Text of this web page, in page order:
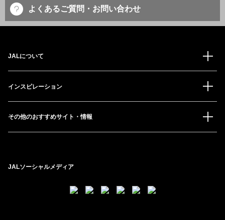
よくあるご質問・お問い合わせ
JALについて
インスピレーション
その他のおすすめサイト・情報
JALソーシャルメディア